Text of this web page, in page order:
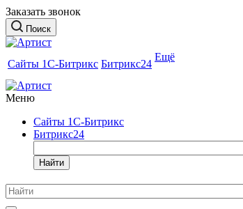
Заказать звонок
Поиск
Сайты 1С-Битрикс Битрикс24
Ещё
Меню
Сайты 1С-Битрикс
Битрикс24
Найти